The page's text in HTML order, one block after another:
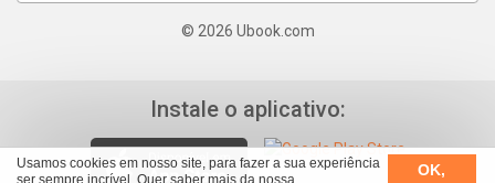
Usamos cookies em nosso site, para fazer a sua experiência
ser sempre incrível. Quer saber mais da nossa
OK,
© 2026 Ubook.com
Instale o aplicativo: